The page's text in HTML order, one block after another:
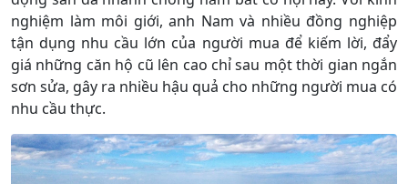
nghiệm làm môi giới, anh Nam và nhiều đồng nghiệp
tận dụng nhu cầu lớn của người mua để kiếm lời, đẩy
giá những căn hộ cũ lên cao chỉ sau một thời gian ngắn
sơn sửa, gây ra nhiều hậu quả cho những người mua có
nhu cầu thực.